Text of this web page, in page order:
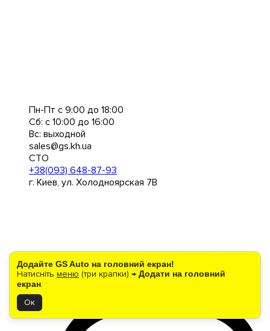
Додайте GS Auto на головний екран!
Натисніть меню (три крапки) → Додати на головний
екран.
Ок
Пн-Пт с 9:00 до 18:00
Сб: с 10:00 до 16:00
Вс: выходной
sales@gs.kh.ua
СТО
+38(093) 648-87-93
г. Киев, ул. Холодноярская 7В